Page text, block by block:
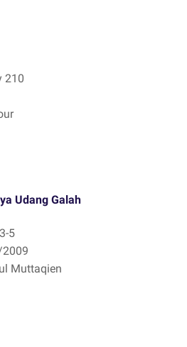
210
Udang Galah
5
Muttaqien